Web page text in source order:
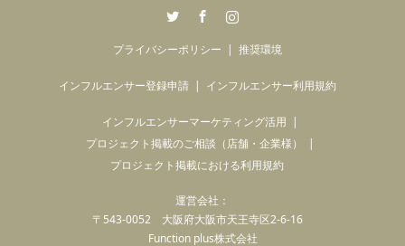
Instagram
プライバシーポリシー 推奨環境
インフルエンサー登録申請 インフルエンサー利用規約
インフルエンサーマーケティング活用
プロジェクト掲載のご相談（店舗・企業様）
プロジェクト掲載における利用規約
運営会社：
〒543-0052 大阪府大阪市天王寺区2-6-16
Function plus株式会社